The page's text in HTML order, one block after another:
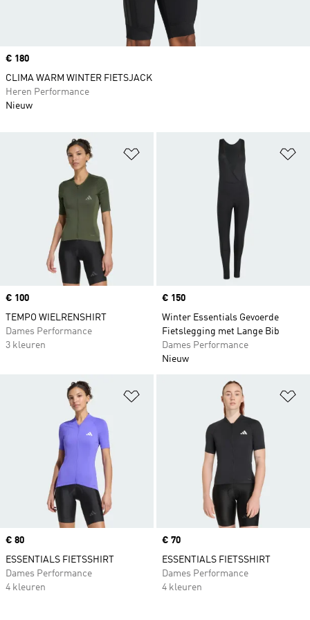
Op verlanglijst zetten
Price
€ 100
TEMPO WIELRENSHIRT
Dames Performance
3 kleuren
Price
€ 150
Winter Essentials Gevoerde
Fietslegging met Lange Bib
Dames Performance
Nieuw
Op verlanglijst zetten
Price
€ 80
ESSENTIALS FIETSSHIRT
Dames Performance
4 kleuren
Price
€ 70
ESSENTIALS FIETSSHIRT
Dames Performance
4 kleuren
Price
€ 180
CLIMA WARM WINTER FIETSJACK
Heren Performance
Nieuw